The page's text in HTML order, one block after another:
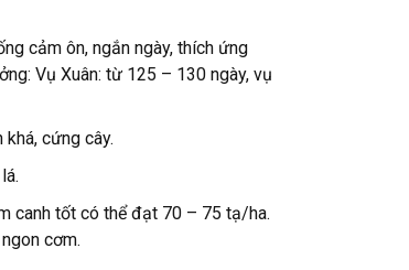
cảm ôn, ngắn ngày, thích ứng
Vụ Xuân: từ 125 – 130 ngày, vụ
cứng cây.
canh tốt có thể đạt 70 – 75 tạ/ha.
cơm.